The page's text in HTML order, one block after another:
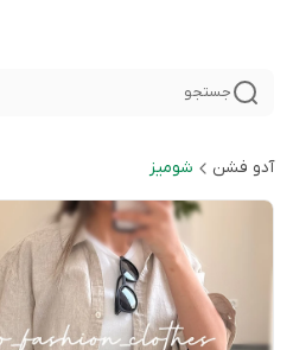
جستجو
آدو فشن شوميز